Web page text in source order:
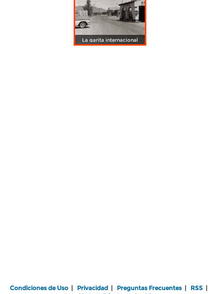
La garita internacional
Condiciones de Uso | Privacidad | Preguntas Frecuentes | RSS |